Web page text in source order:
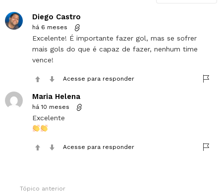
Diego Castro
há 6 meses
Excelente! É importante fazer gol, mas se sofrer
mais gols do que é capaz de fazer, nenhum time
vence!
Acesse para responder
Maria Helena
há 10 meses
Excelente
Acesse para responder
Tópico anterior